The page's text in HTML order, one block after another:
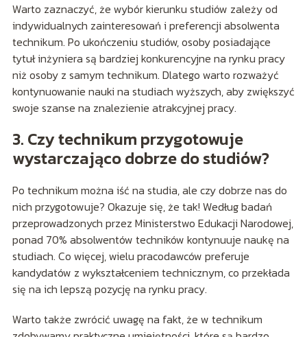
Warto zaznaczyć, że wybór kierunku studiów zależy od
indywidualnych zainteresowań i preferencji absolwenta
technikum. Po ukończeniu studiów, osoby posiadające
tytuł inżyniera są bardziej konkurencyjne na rynku pracy
niż osoby z samym technikum. Dlatego warto rozważyć
kontynuowanie nauki na studiach wyższych, aby zwiększyć
swoje szanse na znalezienie atrakcyjnej pracy.
3. Czy technikum przygotowuje
wystarczająco dobrze do studiów?
Po technikum można iść na studia, ale czy dobrze nas do
nich przygotowuje? Okazuje się, że tak! Według badań
przeprowadzonych przez Ministerstwo Edukacji Narodowej,
ponad 70% absolwentów techników kontynuuje naukę na
studiach. Co więcej, wielu pracodawców preferuje
kandydatów z wykształceniem technicznym, co przekłada
się na ich lepszą pozycję na rynku pracy.
Warto także zwrócić uwagę na fakt, że w technikum